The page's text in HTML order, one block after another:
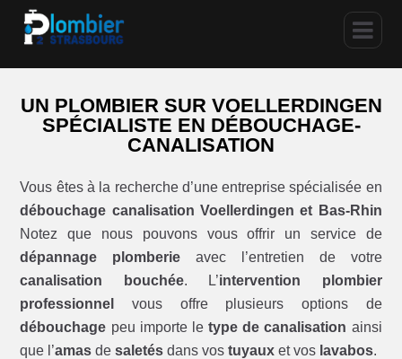
UN PLOMBIER SUR VOELLERDINGEN
SPÉCIALISTE EN DÉBOUCHAGE-
CANALISATION
Vous êtes à la recherche d’une entreprise spécialisée en
débouchage canalisation Voellerdingen et Bas-Rhin
Notez que nous pouvons vous offrir un service de
dépannage plomberie avec l’entretien de votre
canalisation bouchée. L’intervention plombier
professionnel
vous offre plusieurs options de
débouchage peu importe letype de canalisation ainsi
que l’amas desaletés dans vostuyaux et vos lavabos.